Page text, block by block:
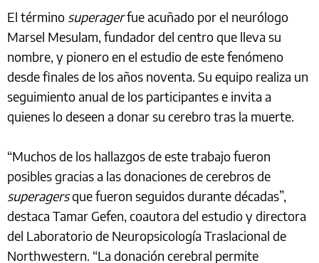
El término superagerfue acuñado por el neurólogo
Marsel Mesulam, fundador del centro que lleva su
nombre, y pionero en el estudio de este fenómeno
desde finales de los años noventa. Su equipo realiza un
seguimiento anual de los participantes e invita a
quienes lo deseen a donar su cerebro tras la muerte.
“Muchos de los hallazgos de este trabajo fueron
posibles gracias a las donaciones de cerebros de
superagersque fueron seguidos durante décadas”,
destaca Tamar Gefen, coautora del estudio y directora
del Laboratorio de Neuropsicología Traslacional de
Northwestern. “La donación cerebral permite